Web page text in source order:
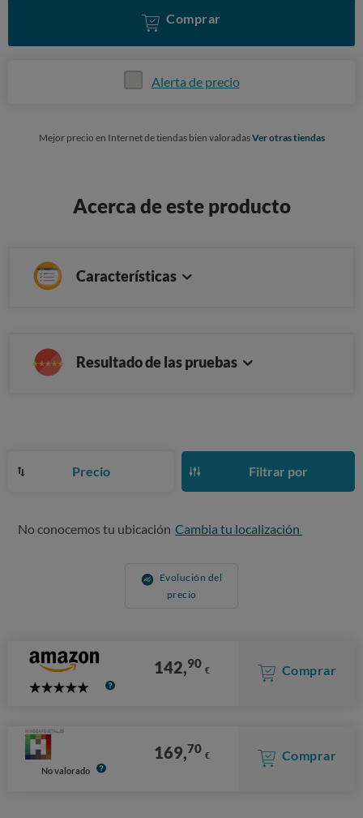
Comprar
Alerta de precio
Mejor precio en Internet de tiendas bien valoradasVer otras tiendas
Acerca de este producto
Características
Resultado de las pruebas
Precio Filtrar por
No conocemos tu ubicación Cambia tu localización
Evolución del
precio
5
142,90 € Comprar
No valorado
169,70 € Comprar